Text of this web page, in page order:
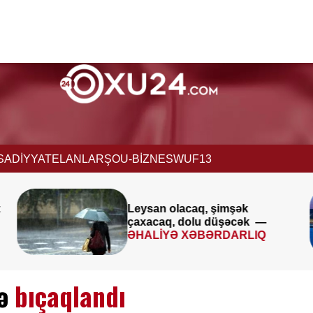
ELANLARŞOU-BİZNESWUF13
Avqustun 8-9-u ilə bağlı
XƏBƏRDARLIQ
bıçaqlandı